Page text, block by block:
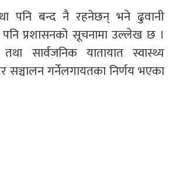
पनि बन्द नै रहनेछन् भने ढुवानी
पनि प्रशासनको सूचनामा उल्लेख छ ।
सार्वजनिक यातायात स्वास्थ्य
सञ्चालन गर्नेलगायतका निर्णय भएका